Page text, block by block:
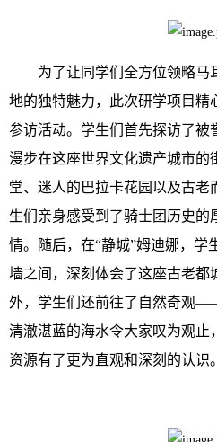
为了让同学们全方位领略马
地的独特魅力，此次研学项目精
参访活动。学生们首先探访了被
漫步在这座世界文化遗产城市的
堂、迷人的巴拉卡花园以及古老
生们亲身感受到了骑士团历史的
情。随后，在“静城”姆迪娜，学
墙之间，深刻体会了这座古老都
外，学生们还前往了自然奇观
清澈湛蓝的海水令大家叹为观止
资源有了更为直观和深刻的认识。